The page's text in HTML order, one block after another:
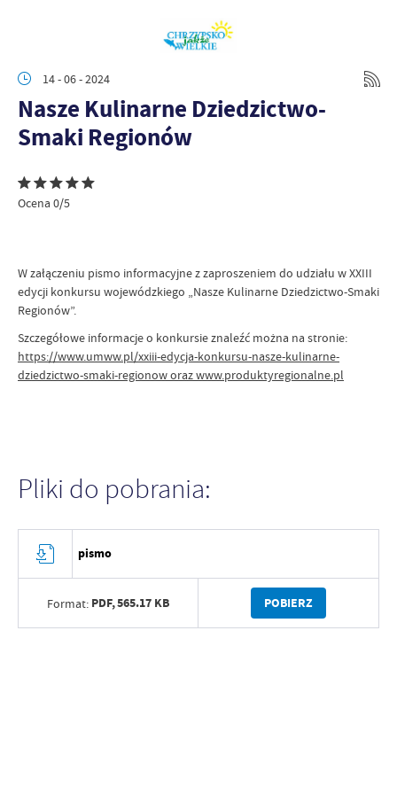
14 - 06 - 2024
Nasze Kulinarne Dziedzictwo-
Smaki Regionów
Ocena 0/5
W załączeniu pismo informacyjne z zaproszeniem do udziału w XXIII
edycji konkursu wojewódzkiego „Nasze Kulinarne Dziedzictwo-Smaki
Regionów”.
Szczegółowe informacje o konkursie znaleźć można na stronie:
https://www.umww.pl/xxiii-edycja-konkursu-nasze-kulinarne-
dziedzictwo-smaki-regionow oraz www.produktyregionalne.pl
Pliki do pobrania:
pismo
Format: PDF,565.17 KB POBIERZ